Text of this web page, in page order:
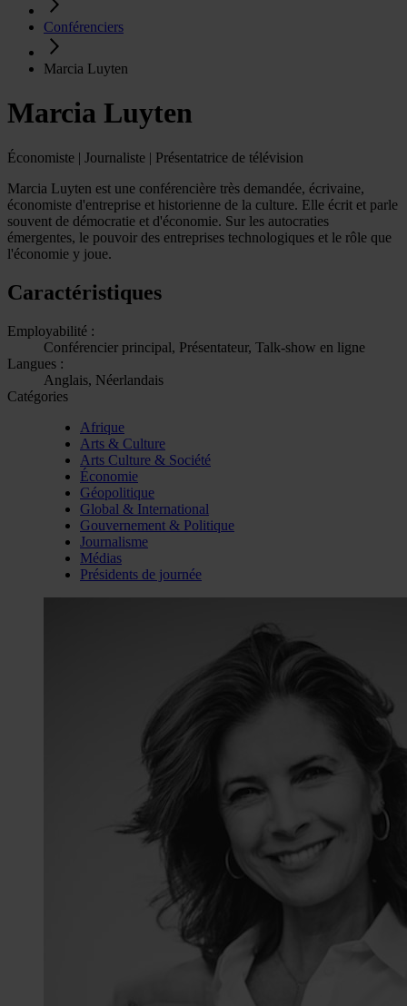
Conférenciers
Marcia Luyten
Marcia Luyten
Économiste | Journaliste | Présentatrice de télévision
Marcia Luyten est une conférencière très demandée, écrivaine,
économiste d'entreprise et historienne de la culture. Elle écrit et parle
souvent de démocratie et d'économie. Sur les autocraties
émergentes, le pouvoir des entreprises technologiques et le rôle que
l'économie y joue.
Caractéristiques
Employabilité :
Conférencier principal, Présentateur, Talk-show en ligne
Langues :
Anglais, Néerlandais
Catégories
Afrique
Arts & Culture
Arts Culture & Société
Économie
Géopolitique
Global & International
Gouvernement & Politique
Journalisme
Médias
Présidents de journée